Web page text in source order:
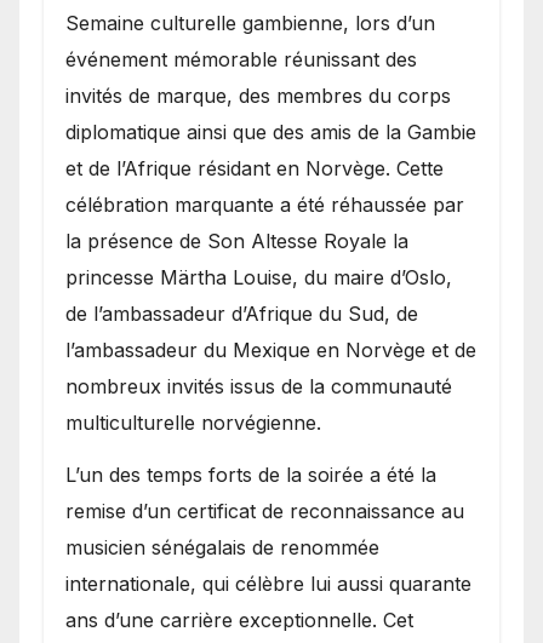
Semaine culturelle gambienne, lors d’un
événement mémorable réunissant des
invités de marque, des membres du corps
diplomatique ainsi que des amis de la Gambie
et de l’Afrique résidant en Norvège. Cette
célébration marquante a été réhaussée par
la présence de Son Altesse Royale la
princesse Märtha Louise, du maire d’Oslo,
de l’ambassadeur d’Afrique du Sud, de
l’ambassadeur du Mexique en Norvège et de
nombreux invités issus de la communauté
multiculturelle norvégienne.
​L’un des temps forts de la soirée a été la
remise d’un certificat de reconnaissance au
musicien sénégalais de renommée
internationale, qui célèbre lui aussi quarante
ans d’une carrière exceptionnelle. Cet